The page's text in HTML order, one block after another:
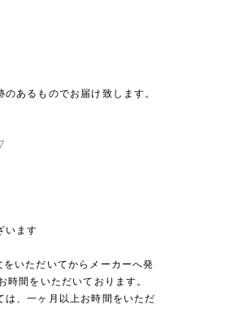
あるものでお届け致します。
います
いただいてからメーカーへ発
間をいただいております。
は、一ヶ月以上お時間をいただ